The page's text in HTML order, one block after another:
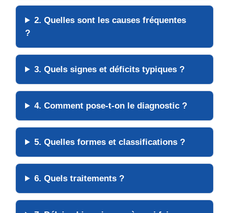
2. Quelles sont les causes fréquentes
?
3. Quels signes et déficits typiques ?
4. Comment pose-t-on le diagnostic ?
5. Quelles formes et classifications ?
6. Quels traitements ?